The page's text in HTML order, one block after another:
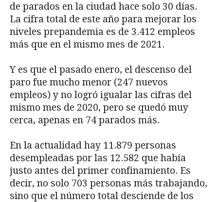
de parados en la ciudad hace solo 30 días.
La cifra total de este año para mejorar los
niveles prepandemia es de 3.412 empleos
más que en el mismo mes de 2021.
Y es que el pasado enero, el descenso del
paro fue mucho menor (247 nuevos
empleos) y no logró igualar las cifras del
mismo mes de 2020, pero se quedó muy
cerca, apenas en 74 parados más.
En la actualidad hay 11.879 personas
desempleadas por las 12.582 que había
justo antes del primer confinamiento. Es
decir, no solo 703 personas más trabajando,
sino que el número total desciende de los